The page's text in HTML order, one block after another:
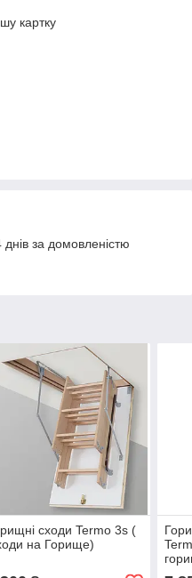
картку
за домовленістю
сходи Termo 3s (
на Горище)